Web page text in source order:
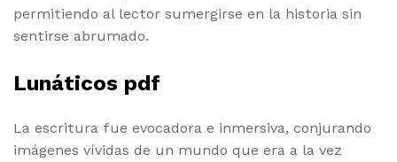
permitiendo al lector sumergirse en la historia sin
sentirse abrumado.
Lunáticos pdf
La escritura fue evocadora e inmersiva, conjurando
imágenes vívidas de un mundo que era a la vez